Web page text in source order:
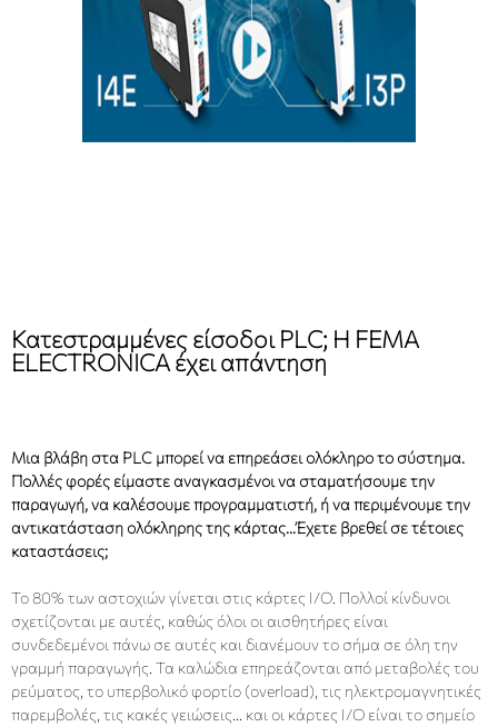
Κατεστραμμένες είσοδοι PLC; Η FEMA
ELECTRONICA έχει απάντηση
Μια βλάβη στα PLC μπορεί να επηρεάσει ολόκληρο το σύστημα.
Πολλές φορές είμαστε αναγκασμένοι να σταματήσουμε την
παραγωγή, να καλέσουμε προγραμματιστή, ή να περιμένουμε την
αντικατάσταση ολόκληρης της κάρτας…Έχετε βρεθεί σε τέτοιες
καταστάσεις;
Το 80% των αστοχιών γίνεται στις κάρτες I/O. Πολλοί κίνδυνοι
σχετίζονται με αυτές, καθώς όλοι οι αισθητήρες είναι
συνδεδεμένοι πάνω σε αυτές και διανέμουν το σήμα σε όλη την
γραμμή παραγωγής. Τα καλώδια επηρεάζονται από μεταβολές του
ρεύματος, το υπερβολικό φορτίο (overload), τις ηλεκτρομαγνητικές
παρεμβολές, τις κακές γειώσεις… και οι κάρτες I/O είναι το σημείο